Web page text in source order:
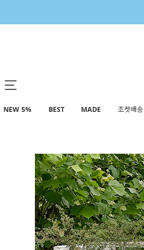
NEW 5% BEST MADE 조켓배송